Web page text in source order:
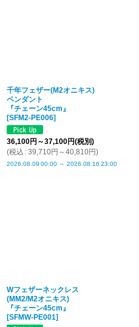
千年フェザー(M2オニキス)
ペンダント
『チェーン45cm』
[SFM2-PE006]
36,100円 ～37,100円(税別)
(税込 : 39,710円 ～40,810円)
2026.08.09 00:00 ～ 2026.08.16 23:00
Wフェザーネックレス
(MM2/M2オニキス)
『チェーン45cm』
[SFMW-PE001]